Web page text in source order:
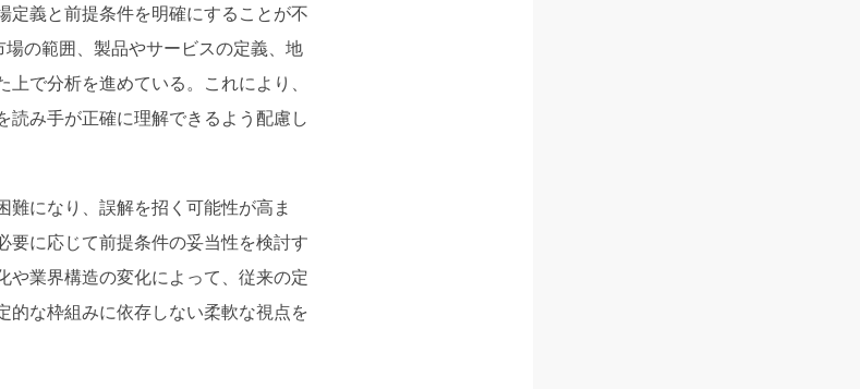
定義と前提条件を明確にすることが不
の範囲、製品やサービスの定義、地
で分析を進めている。これにより、
読み手が正確に理解できるよう配慮し
になり、誤解を招く可能性が高ま
要に応じて前提条件の妥当性を検討す
や業界構造の変化によって、従来の定
的な枠組みに依存しない柔軟な視点を